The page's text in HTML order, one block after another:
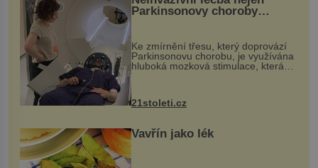
Parkinsonovy choroby
Ke zmírnění třesu, který doprovází
Parkinsonovu chorobu, je využívána
hluboká mozková stimulace, která
však vyžaduje vysoce invazivní
zákrok. Ultrazvuk zase není vhodný
k dostatečně přesnému zacílení ...
21stoleti.cz
Vavřín jako lék